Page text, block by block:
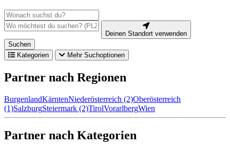
Deinen Standort verwenden
Suchen
Kategorien
Mehr Suchoptionen
Partner nach Regionen
BurgenlandKärntenNiederösterreich (2)Oberösterreich
(1)SalzburgSteiermark (2)TirolVorarlbergWien
Partner nach Kategorien